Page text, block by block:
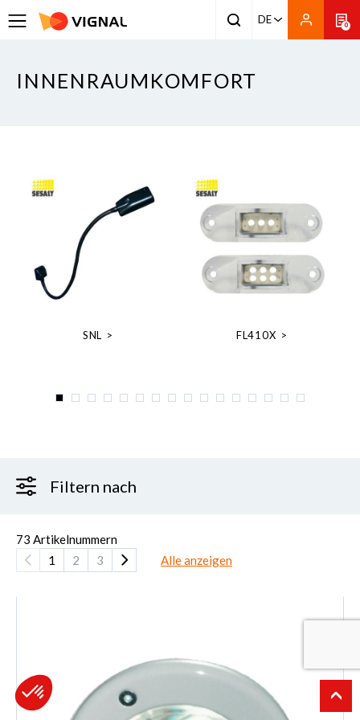
DE 0
INNENRAUMKOMFORT
SNL FL410X
Filtern nach
73 Artikelnummern
1
2 3 Alle anzeigen